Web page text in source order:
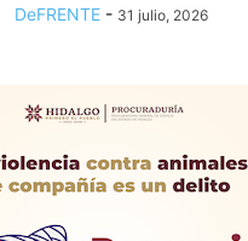
DeFRENTE - 31 julio, 2026